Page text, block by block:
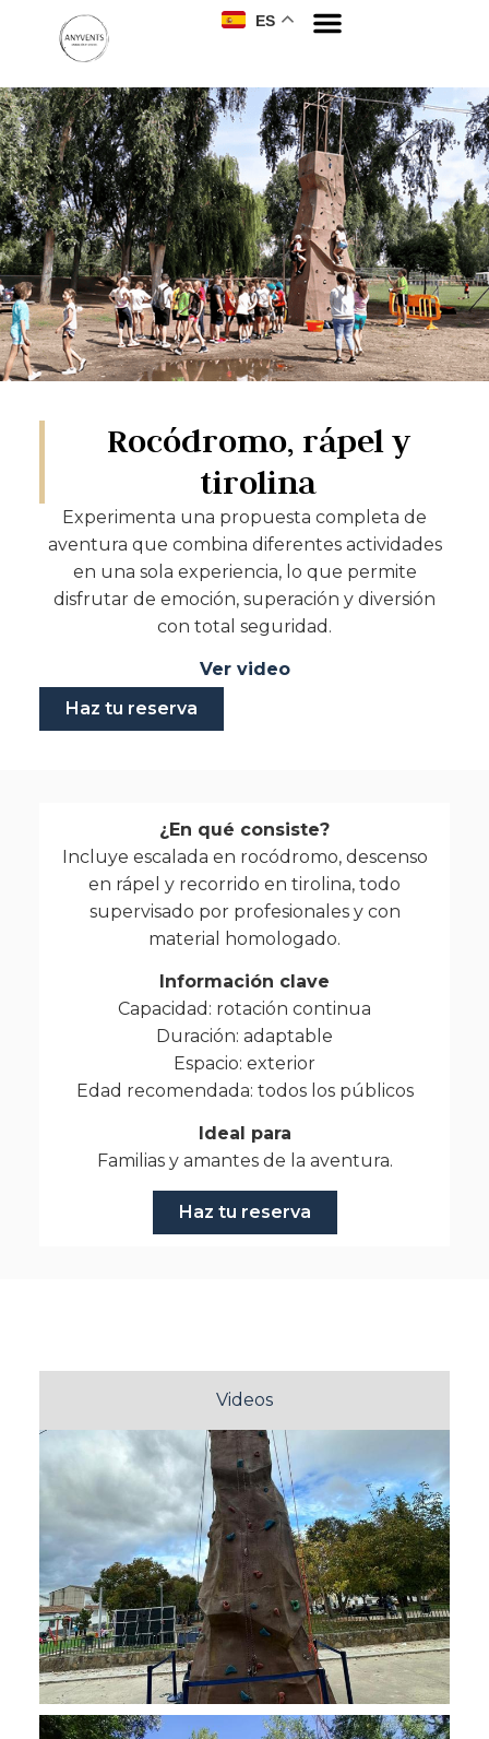
ES
Rocódromo, rápel y
tirolina
Experimenta una propuesta completa de
aventura que combina diferentes actividades
en una sola experiencia, lo que permite
disfrutar de emoción, superación y diversión
con total seguridad.
Ver video
Haz tu reserva
¿En qué consiste?
Incluye escalada en rocódromo, descenso
en rápel y recorrido en tirolina, todo
supervisado por profesionales y con
material homologado.
Información clave
Capacidad: rotación continua
Duración: adaptable
Espacio: exterior
Edad recomendada: todos los públicos
Ideal para
Familias y amantes de la aventura.
Haz tu reserva
Videos